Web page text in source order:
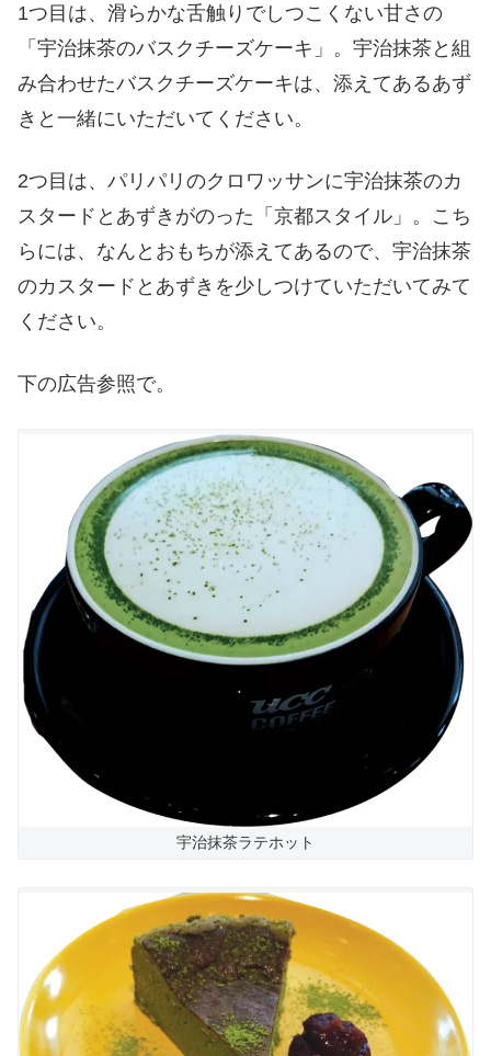
1つ目は、滑らかな舌触りでしつこくない甘さの
「宇治抹茶のバスクチーズケーキ」。宇治抹茶と組
み合わせたバスクチーズケーキは、添えてあるあず
きと一緒にいただいてください。
2つ目は、パリパリのクロワッサンに宇治抹茶のカ
スタードとあずきがのった「京都スタイル」。こち
らには、なんとおもちが添えてあるので、宇治抹茶
のカスタードとあずきを少しつけていただいてみて
ください。
下の広告参照で。
宇治抹茶ラテホット